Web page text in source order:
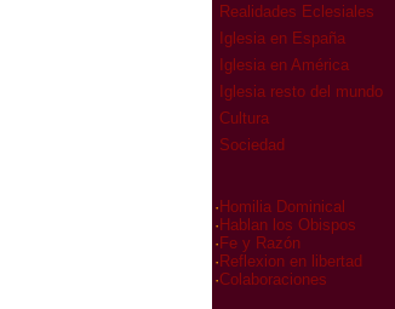
Realidades Eclesiales
Iglesia en España
Iglesia en América
Iglesia resto del mundo
Cultura
Sociedad
· Homilia Dominical
· Hablan los Obispos
· Fe y Razón
· Reflexion en libertad
·Colaboraciones